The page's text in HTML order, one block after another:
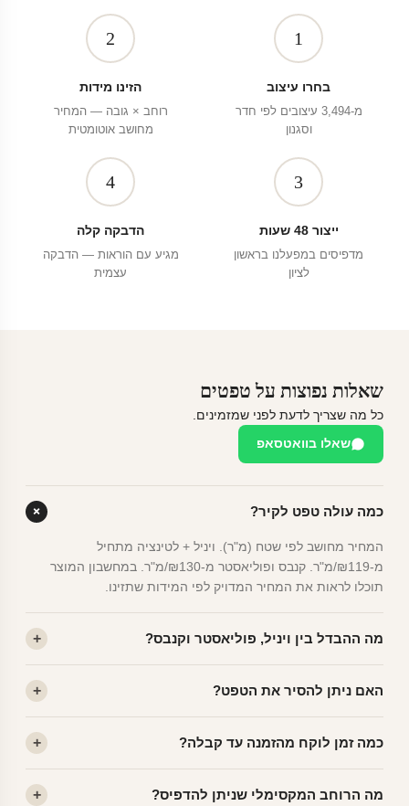
1
בחרו עיצוב
מ-3,494 עיצובים לפי חדר
וסגנון
2
הזינו מידות
רוחב × גובה — המחיר
מחושב אוטומטית
3
ייצור 48 שעות
מדפיסים במפעלנו בראשון
לציון
4
הדבקה קלה
מגיע עם הוראות — הדבקה
עצמית
שאלות נפוצות על טפטים
כל מה שצריך לדעת לפני שמזמינים.
שאלו בוואטסאפ
כמה עולה טפט לקיר?
המחיר מחושב לפי שטח (מ"ר). ויניל + לטינציה מתחיל
מ-₪119/מ"ר. קנבס ופוליאסטר מ-₪130/מ"ר. במחשבון המוצר
תוכלו לראות את המחיר המדויק לפי המידות שתזינו.
מה ההבדל בין ויניל, פוליאסטר וקנבס?
עדינה, מרקם פרמיום. קנבס — מרקם בד אמנותי מט.
האם ניתן להסיר את הטפט?
באוויר חם לפני הסרה.
כמה זמן לוקח מהזמנה עד קבלה?
14:00 — יוצאות לייצור באותו יום.
מה הרוחב המקסימלי שניתן להדפיס?